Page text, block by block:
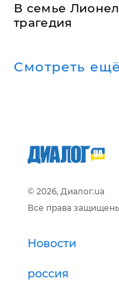
В семье
трагедия
Смотреть ещё
© 2026, Диалог.ua
Все права
Новости
россия